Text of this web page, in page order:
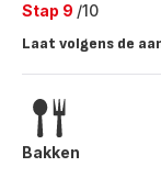
Stap 9 /10
Laat volgens de
Bakken